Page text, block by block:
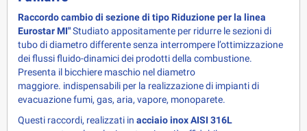
Raccordo cambio di sezione di tipo Riduzione per la linea
Eurostar MI"Studiato appositamente per ridurre le sezioni di
tubo di diametro differente senza interrompere l’ottimizzazione
dei flussi fluido-dinamici dei prodotti della combustione.
Presenta il bicchiere maschio nel diametro
maggiore. indispensabili per la realizzazione di impianti di
evacuazione fumi, gas, aria, vapore, monoparete.
Questi raccordi, realizzati in acciaio inox AISI 316L